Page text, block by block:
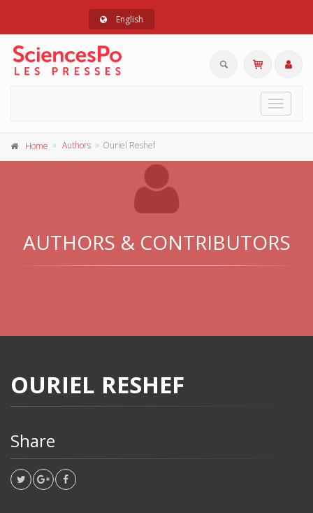
English
Toggle
Home Authors Ouriel Reshef
AUTHORS & CONTRIBUTORS
OURIEL RESHEF
Share